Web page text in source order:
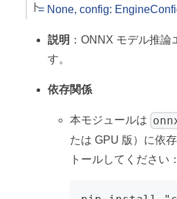
ト= None, config:
説明 ：ONNX モデル推論
す。
依存関係
本モジュールは
たは GPU 版）に依
トールしてください：